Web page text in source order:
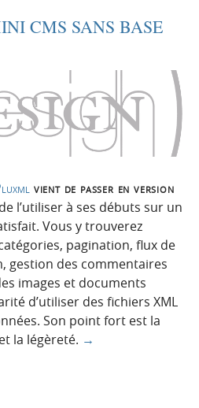
CMS SANS BASE
vient de passer en version
l’utiliser à ses débuts sur un
Vous y trouverez
pagination, flux de
gestion des commentaires
images et documents
d’utiliser des fichiers XML
Son point fort est la
la légèreté. →